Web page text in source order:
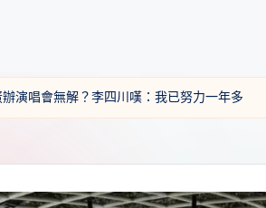
演唱會無解？李四川嘆：我已努力一年多